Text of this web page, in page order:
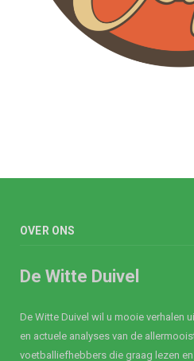
OVER ONS
De Witte Duivel
De Witte Duivel wil u mooie verhalen
en actuele analyses van de
voetballiefhebbers die graag lezen